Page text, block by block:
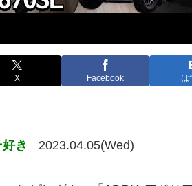
X Facebook は
き 2023.04.05(Wed)